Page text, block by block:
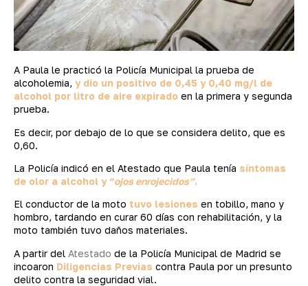
A Paula le practicó la Policía Municipal la prueba de
alcoholemia, y dio un positivo de 0,45 y 0,40 mg/l de
alcohol por litro de aire expirado en la primera y segunda
prueba.
Es decir, por debajo de lo que se considera delito, que es
0,60.
La Policía indicó en el Atestado que Paula tenía síntomas
de olor a alcohol y “ojos enrojecidos”.
El conductor de la moto tuvo lesiones en tobillo, mano y
hombro, tardando en curar 60 días con rehabilitación, y la
moto también tuvo daños materiales.
A partir del Atestado de la Policía Municipal de Madrid se
incoaron Diligencias Previas contra Paula por un presunto
delito contra la seguridad vial.